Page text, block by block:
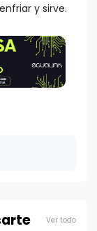
y sirve.
Ver todo